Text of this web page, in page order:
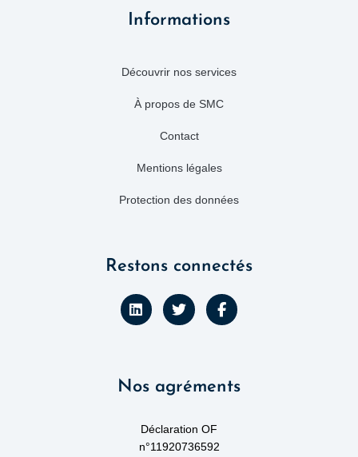
Informations
Découvrir nos services
À propos de SMC
Contact
Mentions légales
Protection des données
Restons connectés
L
i
n
i
T
w
i
r
F
a
c
o
Nos agréments
Déclaration OF
n°11920736592